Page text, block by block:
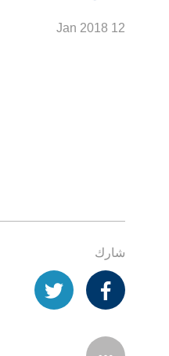
12 Jan 2018
شارك